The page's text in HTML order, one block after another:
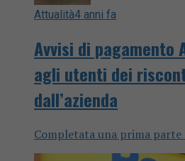
Attualità4 anni fa
Avvisi di pagamento
agli utenti dei
dall’azienda
Completata una prima parte